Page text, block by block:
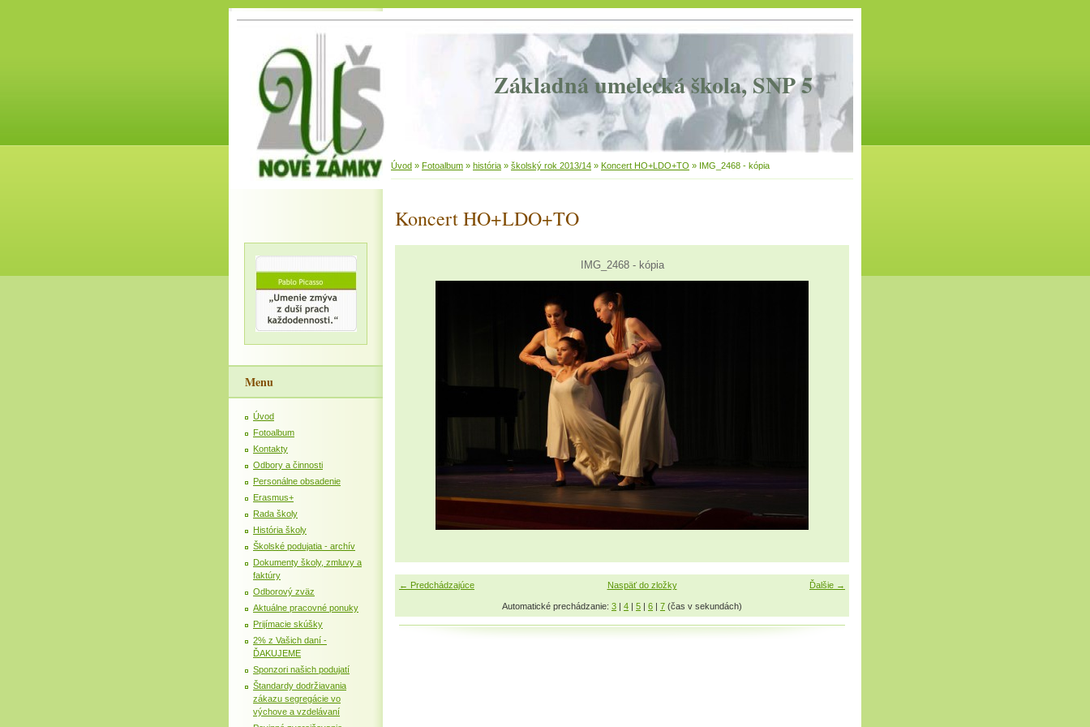
Základná umelecká škola, SNP 5
Úvod » Fotoalbum » história » školský rok 2013/14 » Koncert HO+LDO+TO » IMG_2468 - kópia
Koncert HO+LDO+TO
IMG_2468 - kópia
← Predchádzajúce Ďalšie →
Naspäť do zložky
Automatické prechádzanie: 3 | 4 | 5 | 6 | 7 (čas v sekundách)
Menu
Úvod
Fotoalbum
Kontakty
Odbory a činnosti
Personálne obsadenie
Erasmus+
Rada školy
História školy
Školské podujatia - archív
Dokumenty školy, zmluvy a
faktúry
Odborový zväz
Aktuálne pracovné ponuky
Prijímacie skúšky
2% z Vašich daní -
ĎAKUJEME
Sponzori našich podujatí
Štandardy dodržiavania
zákazu segregácie vo
výchove a vzdelávaní